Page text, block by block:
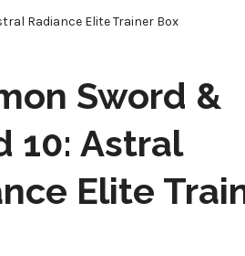
Radiance Elite Trainer Box
Sword &
10: Astral
Elite